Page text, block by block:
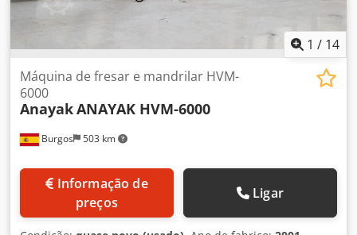
1 / 14
Burgos 503 km
Máquina de fresar e mandrilar HVM-
6000
AnayakANAYAK HVM-6000
preços
Ligar